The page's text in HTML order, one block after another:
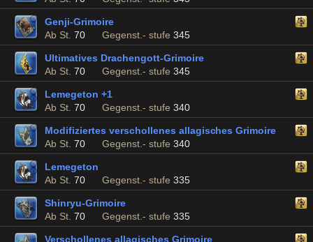
Genji-Grimoire
Ab St. 70 Gegenst.- stufe 345
Ultimatives Drachengott-Grimoire
Ab St. 70 Gegenst.- stufe 345
Lemegeton +1
Ab St. 70 Gegenst.- stufe 340
Modifiziertes verschollenes allagisches Grimoire
Ab St. 70 Gegenst.- stufe 340
Lemegeton
Ab St. 70 Gegenst.- stufe 335
Shinryu-Grimoire
Ab St. 70 Gegenst.- stufe 335
Verschollenes allagisches Grimoire